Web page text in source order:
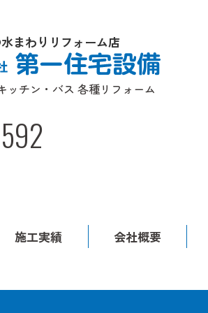
まわりリフォーム店
ッチン・バス 各種リフォーム
施工実績 会社概要